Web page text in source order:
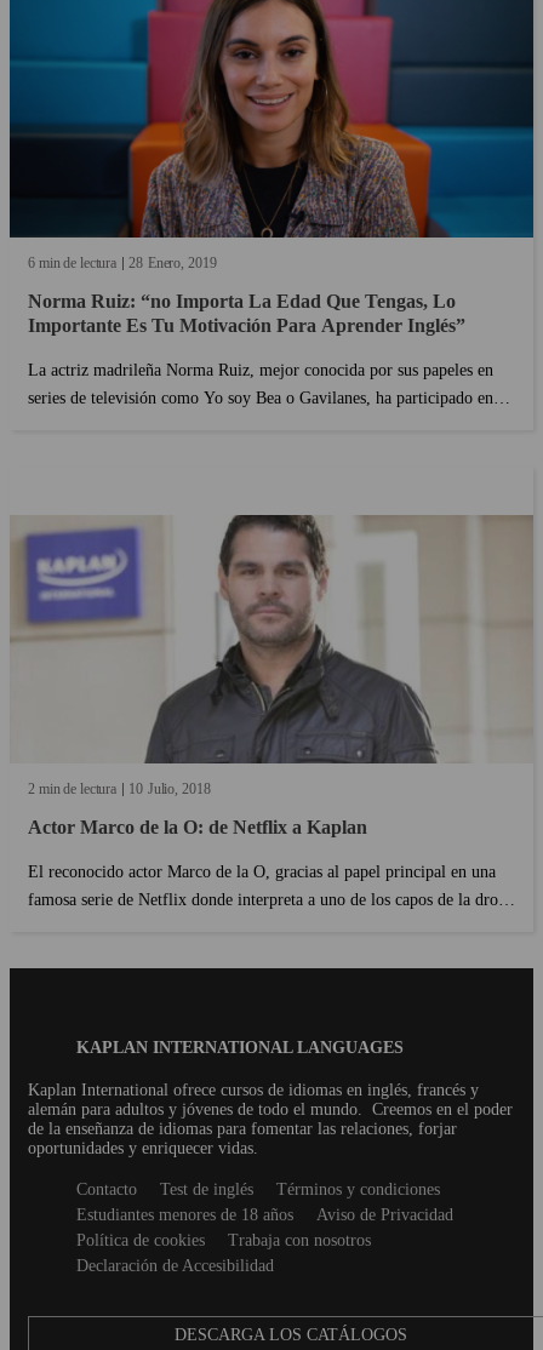
6 min de lectura 28 Enero 2019
Norma Ruiz: “no Importa La Edad Que Tengas, Lo
Importante Es Tu Motivación Para Aprender Inglés”
La actriz madrileña Norma Ruiz, mejor conocida por sus papeles en
series de televisión como Yo soy Bea o Gavilanes, ha participado en
2 min de lectura 10 Julio 2018
Actor Marco de la O: de Netflix a Kaplan
El reconocido actor Marco de la O, gracias al papel principal en una
famosa serie de Netflix donde interpreta a uno de los capos de la droga
las aulas de nuestra escuela de inglés en Toronto....
KAPLAN INTERNATIONAL LANGUAGES
Kaplan International ofrece cursos de idiomas en inglés, francés y
alemán para adultos y jóvenes de todo el mundo.
Creemos en el poder
de la enseñanza de idiomas para fomentar las relaciones, forjar
oportunidades y enriquecer vidas.
SecondaryContacto Test de inglés
Términos y condiciones
Estudiantes menores de 18 años
Aviso de Privacidad
Política de cookies
Trabaja con nosotros
Declaración de Accesibilidad
DESCARGA LOS CATÁLOGOS